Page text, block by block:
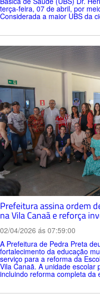
terça-feira, 07 de abril, por
Considerada a maior UBS da
Prefeitura assina ordem
na Vila Canaã e reforça
02/04/2026 ás 07:59:00
A Prefeitura de Pedra Preta
fortalecimento da educação
serviço para a reforma da
Vila Canaã. A unidade escolar
incluindo reforma completa da